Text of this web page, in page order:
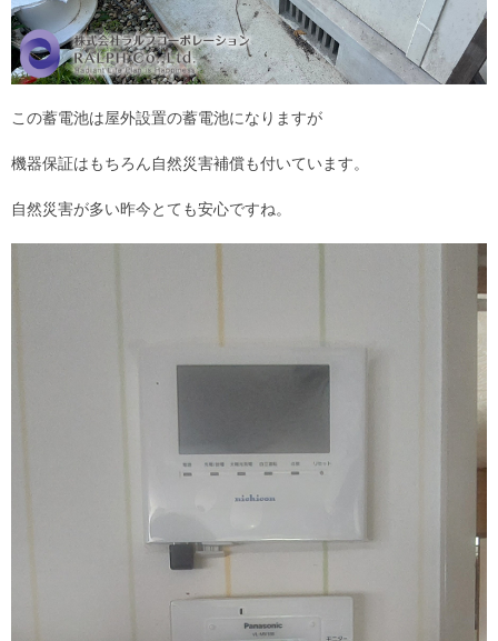
この蓄電池は屋外設置の蓄電池になりますが
機器保証はもちろん自然災害補償も付いています。
自然災害が多い昨今とても安心ですね。